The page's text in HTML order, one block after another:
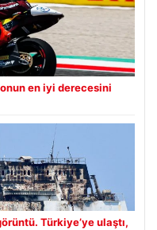
en iyi derecesini
Türkiye’ye ulaştı,